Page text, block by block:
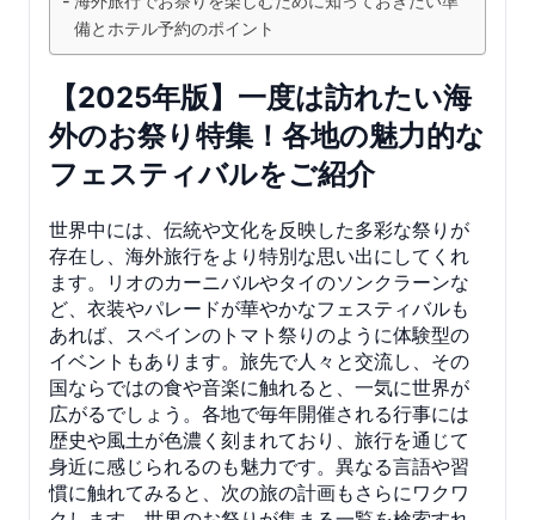
備とホテル予約のポイント
【2025年版】一度は訪れたい海
外のお祭り特集！各地の魅力的な
フェスティバルをご紹介
世界中には、伝統や文化を反映した多彩な祭りが
存在し、海外旅行をより特別な思い出にしてくれ
ます。リオのカーニバルやタイのソンクラーンな
ど、衣装やパレードが華やかなフェスティバルも
あれば、スペインのトマト祭りのように体験型の
イベントもあります。旅先で人々と交流し、その
国ならではの食や音楽に触れると、一気に世界が
広がるでしょう。各地で毎年開催される行事には
歴史や風土が色濃く刻まれており、旅行を通じて
身近に感じられるのも魅力です。異なる言語や習
慣に触れてみると、次の旅の計画もさらにワクワ